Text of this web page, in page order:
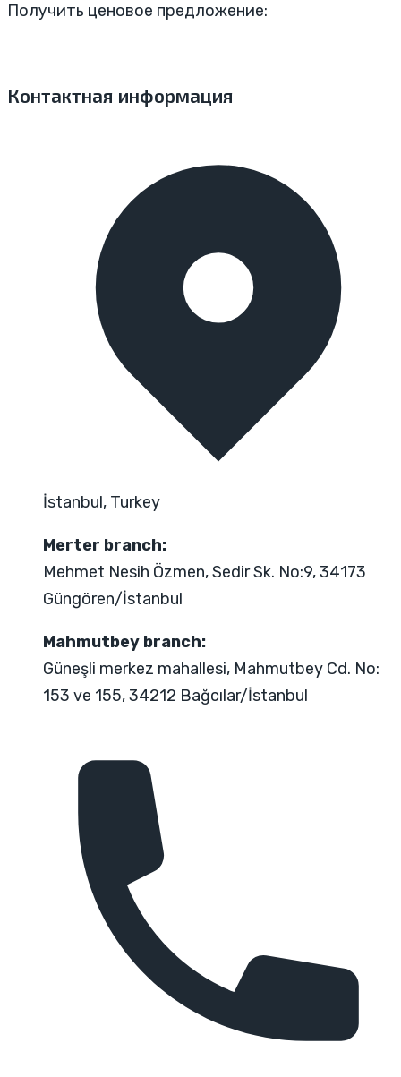
Получить ценовое предложение:
Контактная информация
İstanbul, Turkey
Merter branch:
Mehmet Nesih Özmen, Sedir Sk. No:9, 34173
Güngören/İstanbul
Mahmutbey branch:
Güneşli merkez mahallesi, Mahmutbey Cd. No:
153 ve 155, 34212 Bağcılar/İstanbul